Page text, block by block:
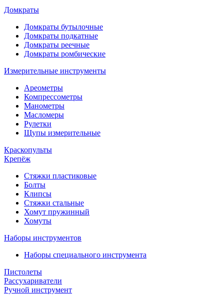
Домкраты
Домкраты бутылочные
Домкраты подкатные
Домкраты реечные
Домкраты ромбические
Измерительные инструменты
Ареометры
Компрессометры
Манометры
Масломеры
Рулетки
Щупы измерительные
Краскопульты
Крепёж
Стяжки пластиковые
Болты
Клипсы
Стяжки стальные
Хомут пружинный
Хомуты
Наборы инструментов
Наборы специального инструмента
Пистолеты
Рассухариватели
Ручной инструмент